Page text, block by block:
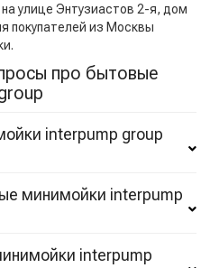
улице Энтузиастов 2-я, дом
покупателей из Москвы
про бытовые
interpump group
минимойки interpump
interpump